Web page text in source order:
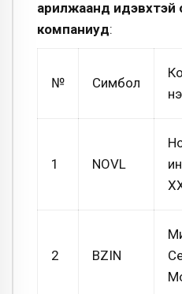
арилжаанд идэвхтэй
компаниуд:
№ Симбол
1 NOVL
2 BZIN